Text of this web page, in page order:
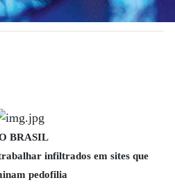
BRASIL
infiltrados em sites que
pedofilia